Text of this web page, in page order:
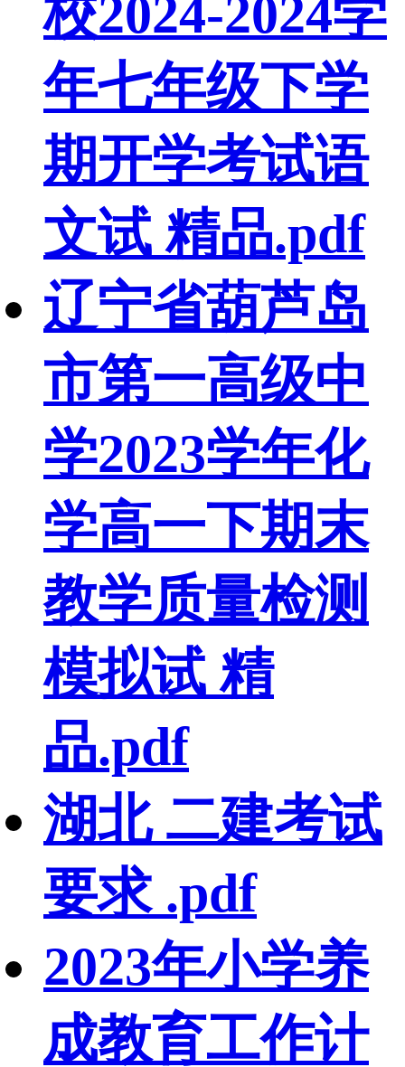
校2024-2024学
年七年级下学
期开学考试语
文试 精品.pdf
辽宁省葫芦岛
市第一高级中
学2023学年化
学高一下期末
教学质量检测
模拟试 精
品.pdf
湖北 二建考试
要求 .pdf
2023年小学养
成教育工作计